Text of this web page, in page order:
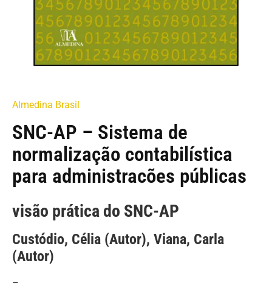
Almedina Brasil
SNC-AP – Sistema de
normalização contabilística
para administracões públicas
visão prática do SNC-AP
Custódio, Célia (Autor), Viana, Carla
(Autor)
–